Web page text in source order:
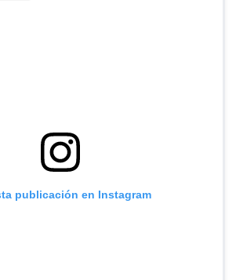
publicación en Instagram